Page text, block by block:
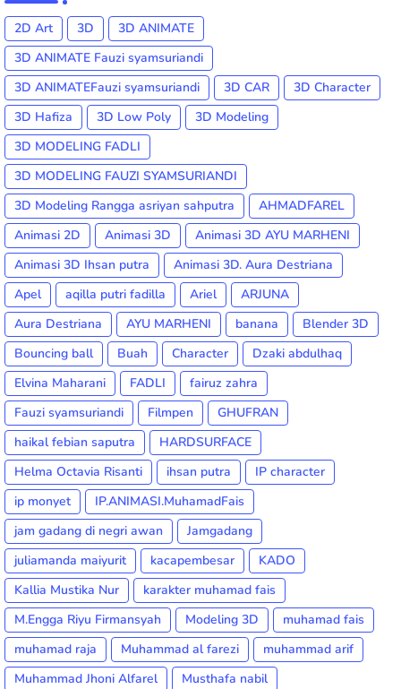
2D Art 3D
3D ANIMATE
3D ANIMATE Fauzi syamsuriandi
3D ANIMATEFauzi syamsuriandi
3D CAR
3D Character
3D Hafiza
3D Low Poly
3D Modeling
3D MODELING FADLI
3D MODELING FAUZI SYAMSURIANDI
3D Modeling Rangga asriyan sahputra
AHMADFAREL
Animasi 2D
Animasi 3D
Animasi 3D AYU MARHENI
Animasi 3D Ihsan putra
Animasi 3D. Aura Destriana
Apel
aqilla putri fadilla Ariel
ARJUNA
Aura Destriana
AYU MARHENI banana
Blender 3D
Bouncing ball
Buah Character
Dzaki abdulhaq
Elvina Maharani
FADLI
fairuz zahra
Fauzi syamsuriandi
Filmpen
GHUFRAN
haikal febian saputra
HARDSURFACE
Helma Octavia Risanti
ihsan putra
IP character
ip monyet
IP.ANIMASI.MuhamadFais
jam gadang di negri awan
Jamgadang
juliamanda maiyurit
kacapembesar
KADO
Kallia Mustika Nur
karakter muhamad fais
M.Engga Riyu Firmansyah
Modeling 3D
muhamad fais
muhamad raja
Muhammad al farezi
muhammad arif
Muhammad Jhoni Alfarel
Musthafa nabil